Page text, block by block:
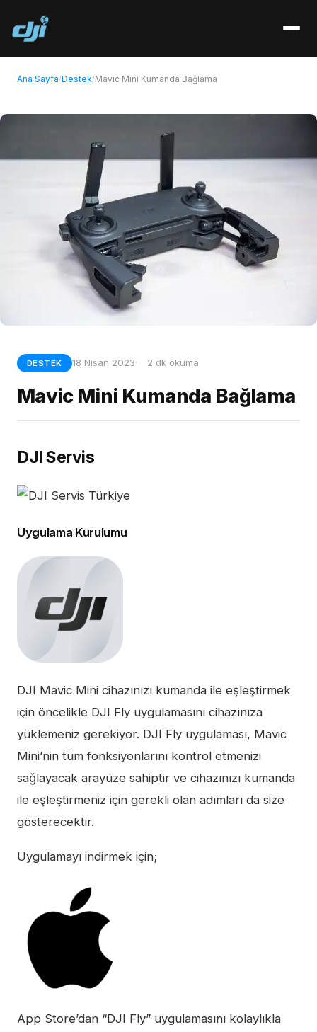
Ana Sayfa/Destek/Mavic Mini Kumanda Bağlama
DESTEK 18 Nisan 2023 2 dk okuma
Mavic Mini Kumanda Bağlama
DJI Servis
Uygulama Kurulumu
DJI Mavic Mini cihazınızı kumanda ile eşleştirmek
için öncelikle DJI Fly uygulamasını cihazınıza
yüklemeniz gerekiyor. DJI Fly uygulaması, Mavic
Mini’nin tüm fonksiyonlarını kontrol etmenizi
sağlayacak arayüze sahiptir ve cihazınızı kumanda
ile eşleştirmeniz için gerekli olan adımları da size
gösterecektir.
Uygulamayı indirmek için;
App Store’dan “DJI Fly” uygulamasını kolaylıkla